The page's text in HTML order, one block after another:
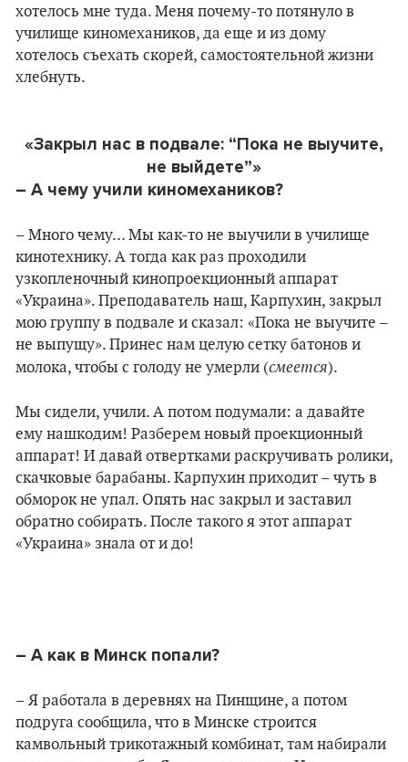
хотелось мне туда. Меня почему-то потянуло в
училище киномехаников, да еще и из дому
хотелось съехать скорей, самостоятельной жизни
хлебнуть.
«Закрыл нас в подвале: “Пока не выучите,
не выйдете”»
– А чему учили киномехаников?
– Много чему… Мы как-то не выучили в училище
кинотехнику. А тогда как раз проходили
узкопленочный кинопроекционный аппарат
«Украина». Преподаватель наш, Карпухин, закрыл
мою группу в подвале и сказал: «Пока не выучите –
не выпущу». Принес нам целую сетку батонов и
молока, чтобы с голоду не умерли (смеется).
Мы сидели, учили. А потом подумали: а давайте
ему нашкодим! Разберем новый проекционный
аппарат! И давай отвертками раскручивать ролики,
скачковые барабаны. Карпухин приходит – чуть в
обморок не упал. Опять нас закрыл и заставил
обратно собирать. После такого я этот аппарат
«Украина» знала от и до!
– А как в Минск попали?
– Я работала в деревнях на Пинщине, а потом
подруга сообщила, что в Минске строится
камвольный трикотажный комбинат, там набирали